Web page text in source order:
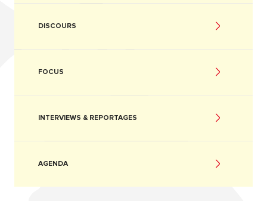
DISCOURS
FOCUS
INTERVIEWS & REPORTAGES
AGENDA